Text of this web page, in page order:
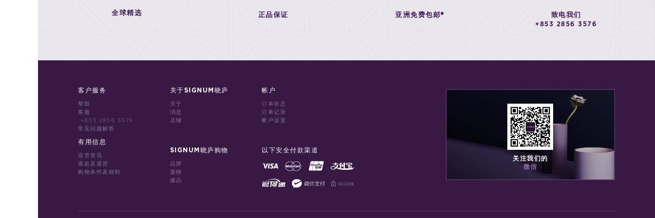
全球精选 正品保证 亚洲免费包邮* 致电我们
+853 2856 3576
客户服务
帮助
客服
+853 2856 3576
常见问题解答
有用信息
送货资讯
退款及退货
购物条件及细则
关于SIGNUM晓庐
关于
消息
店铺
SIGNUM晓庐购物
品牌
庞物
缀品
帐户
订单状态
订单记录
帐户设置
以下安全付款渠道
关注我们的
微信